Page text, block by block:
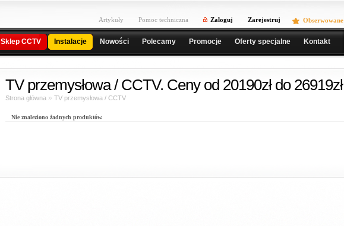
Artykuły Pomoc techniczna Zaloguj Zarejestruj Obserwowane
Sklep CCTV Instalacje Nowości Polecamy Promocje Oferty specjalne Kontakt
TV przemysłowa / CCTV. Ceny od 20190zł do 26919zł
Strona główna » TV przemysłowa / CCTV
Nie znaleziono żadnych produktów.